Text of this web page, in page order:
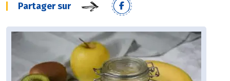
Partager sur